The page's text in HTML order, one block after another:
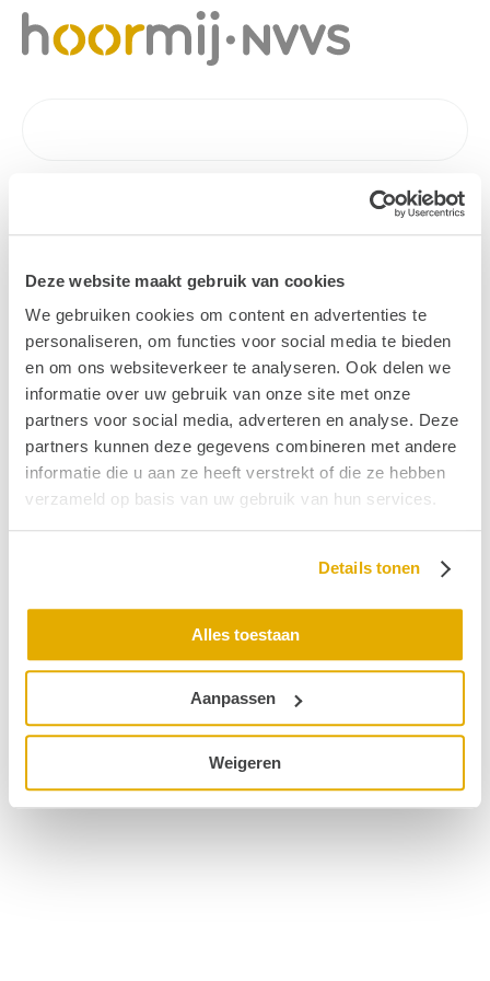
Deze website maakt gebruik van cookies
We gebruiken cookies om content en advertenties te
personaliseren, om functies voor social media te bieden
en om ons websiteverkeer te analyseren. Ook delen we
informatie over uw gebruik van onze site met onze
partners voor social media, adverteren en analyse. Deze
partners kunnen deze gegevens combineren met andere
informatie die u aan ze heeft verstrekt of die ze hebben
verzameld op basis van uw gebruik van hun services.
Details tonen
Alles toestaan
Aanpassen
Weigeren